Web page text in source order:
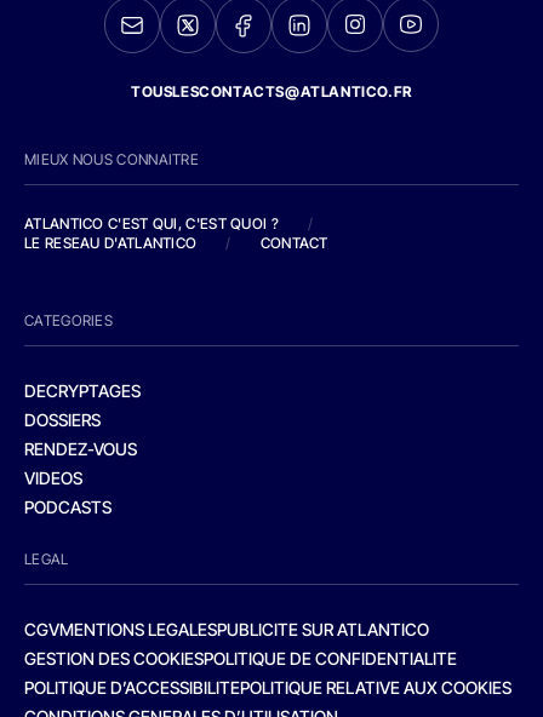
TOUSLESCONTACTS@ATLANTICO.FR
MIEUX NOUS CONNAITRE
ATLANTICO C'EST QUI, C'EST QUOI ?
/
LE RESEAU D'ATLANTICO
/ CONTACT
CATEGORIES
DECRYPTAGES
DOSSIERS
RENDEZ-VOUS
VIDEOS
PODCASTS
LEGAL
CGVMENTIONS LEGALESPUBLICITE SUR ATLANTICO
GESTION DES COOKIESPOLITIQUE DE CONFIDENTIALITE
POLITIQUE D’ACCESSIBILITEPOLITIQUE RELATIVE AUX COOKIES